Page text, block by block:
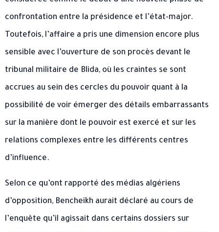
confrontation entre la présidence et l’état-major.
Toutefois, l’affaire a pris une dimension encore plus
sensible avec l’ouverture de son procès devant le
tribunal militaire de Blida, où les craintes se sont
accrues au sein des cercles du pouvoir quant à la
possibilité de voir émerger des détails embarrassants
sur la manière dont le pouvoir est exercé et sur les
relations complexes entre les différents centres
d’influence.
Selon ce qu’ont rapporté des médias algériens
d’opposition, Bencheikh aurait déclaré au cours de
l’enquête qu’il agissait dans certains dossiers sur